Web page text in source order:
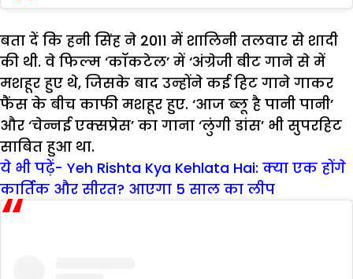
बता दें कि हनी सिंह ने 2011 में शालिनी तलवार से शादी
की थी. वे फिल्म ‘कॉकटेल’ में ‘अंग्रेजी बीट गाने से में
मशहूर हुए थे, जिसके बाद उन्होंने कई हिट गाने गाकर
फैंस के बीच काफी मशहूर हुए. ‘आज ब्लू है पानी पानी’
और ‘चेन्नई एक्सप्रेस’ का गाना ‘लुंगी डांस’ भी सुपरहिट
साबित हुआ था.
ये भी पढ़ें- Yeh Rishta Kya Kehlata Hai: क्या एक होंगे
कार्तिक और सीरत? आएगा 5 साल का लीप